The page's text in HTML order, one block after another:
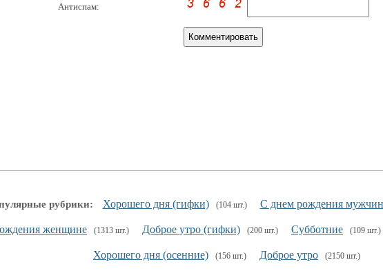
Антиспам:
рубрики: Хорошего дня (гифки) (104 шт.) С днем рождения
женщине (1313 шт.) Доброе утро (гифки) (200 шт.) Субботние (109 шт.)
Хорошего дня (осенние) (156 шт.) Доброе утро (2150 шт.)